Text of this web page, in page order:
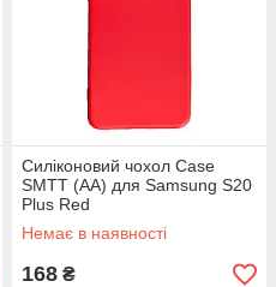
Силіконовий чохол Case
SMTT (AA) для Samsung S20
Plus Red
Немає в наявності
168 ₴